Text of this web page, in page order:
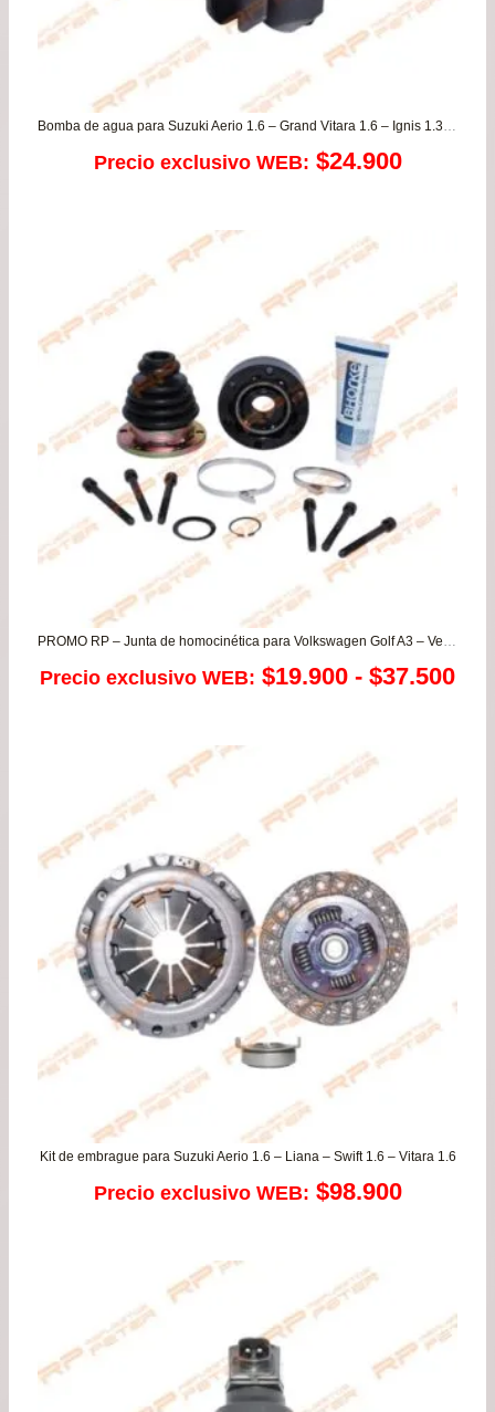
Precio exclusivo WEB: $24.900
Precio exclusivo WEB: $19.900 - $37.500
Kit de embrague para Suzuki Aerio 1.6 – Liana – Swift 1.6 – Vitara 1.6
Precio exclusivo WEB: $98.900